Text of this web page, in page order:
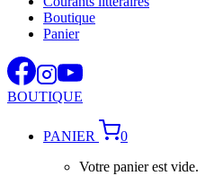
Boutique
Panier
BOUTIQUE
PANIER
0
Votre panier est vide.